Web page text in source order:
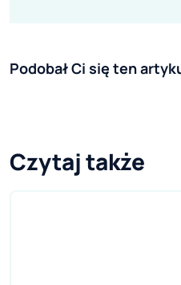
Podobał Ci się ten
Czytaj także